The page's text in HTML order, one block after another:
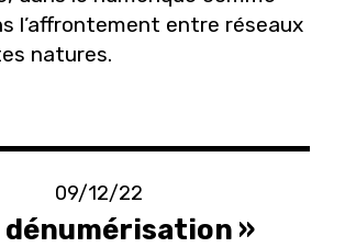
l’affrontement entre réseaux
natures.
09/12/22
dénumérisation »